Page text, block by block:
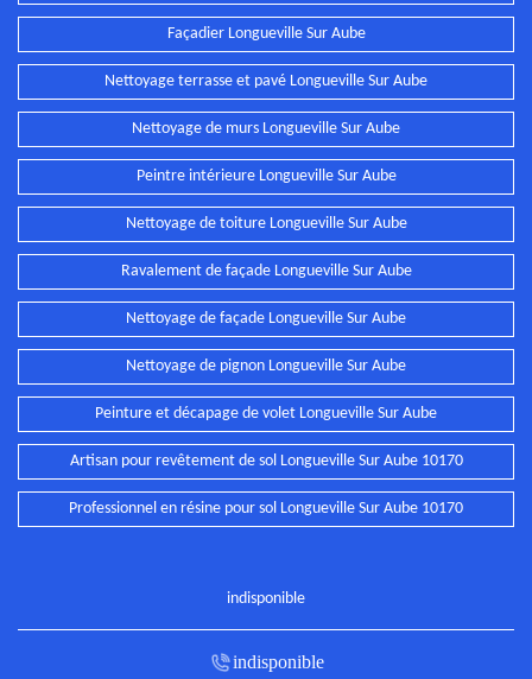
Façadier Longueville Sur Aube
Nettoyage terrasse et pavé Longueville Sur Aube
Nettoyage de murs Longueville Sur Aube
Peintre intérieure Longueville Sur Aube
Nettoyage de toiture Longueville Sur Aube
Ravalement de façade Longueville Sur Aube
Nettoyage de façade Longueville Sur Aube
Nettoyage de pignon Longueville Sur Aube
Peinture et décapage de volet Longueville Sur Aube
Artisan pour revêtement de sol Longueville Sur Aube 10170
Professionnel en résine pour sol Longueville Sur Aube 10170
indisponible
indisponible